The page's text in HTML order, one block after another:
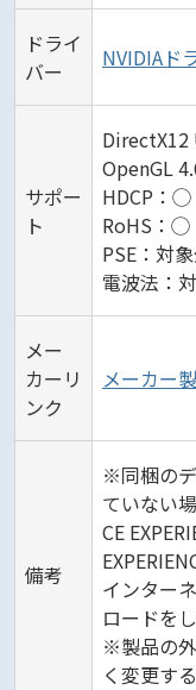
ドライ
バー
NVIDIAド
サポー
ト
OpenGL
HDCP：◯
RoHS：◯
PSE：対
電波法：
メー
カーリ
ンク
メーカー
備考
※同梱の
ていない
CE
インター
ロードを
※製品の
く変更す